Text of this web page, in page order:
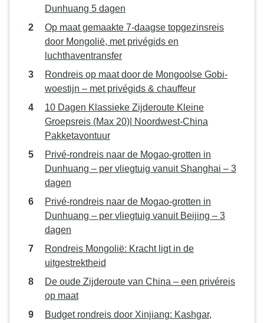
Dunhuang 5 dagen
Op maat gemaakte 7-daagse topgezinsreis
door Mongolië, met privégids en
luchthaventransfer
Rondreis op maat door de Mongoolse Gobi-
woestijn – met privégids & chauffeur
10 Dagen Klassieke Zijderoute Kleine
Groepsreis (Max 20)| Noordwest-China
Pakketavontuur
Privé-rondreis naar de Mogao-grotten in
Dunhuang – per vliegtuig vanuit Shanghai – 3
dagen
Privé-rondreis naar de Mogao-grotten in
Dunhuang – per vliegtuig vanuit Beijing – 3
dagen
Rondreis Mongolië: Kracht ligt in de
uitgestrektheid
De oude Zijderoute van China – een privéreis
op maat
Budget rondreis door Xinjiang: Kashgar,